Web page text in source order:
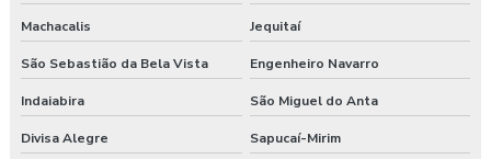
Machacalis Jequitaí
São Sebastião da Bela Vista Engenheiro Navarro
Indaiabira São Miguel do Anta
Divisa Alegre Sapucaí-Mirim